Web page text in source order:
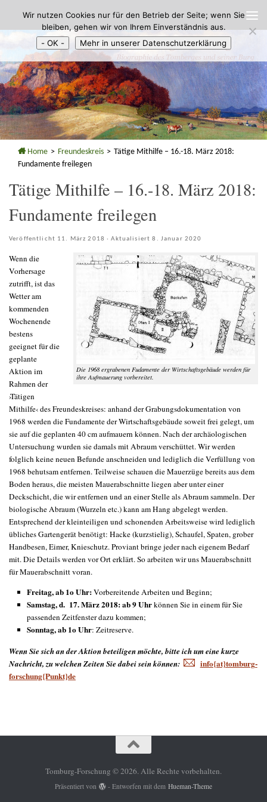
Zum Inhalt springen
Home > Freundeskreis > Tätige Mithilfe – 16.-18. März 2018:
Fundamente freilegen
Tätige Mithilfe – 16.-18. März 2018:
Fundamente freilegen
Veröffentlicht 11. März 2018 · Aktualisiert8. Januar 2020
Die 1968 ergrabenen Fudamente der Wirtschaftsgebäude werden für
ihre Aufmauerung vorbereitet.
Wenn die
Vorhersage
zutrifft, ist das
Wetter am
kommenden
Wochenende
bestens
geeignet für die
geplante
Aktion im
Rahmen der
›Tätigen
Mithilfe‹ des Freundeskreises: anhand der Grabungsdokumentation von
1968 werden die Fundamente der Wirtschaftsgebäude soweit frei gelegt, um
sie auf die geplanten 40 cm aufmauern können. Nach der archäologischen
Untersuchung wurden sie damals mit Abraum verschüttet. Wir werden
folglich keine neuen Befunde anschneiden und lediglich die Verfüllung von
1968 behutsam entfernen. Teilweise schauen die Mauerzüge bereits aus dem
Boden heraus, die meisten Mauerabschnitte liegen aber unter einer
Deckschicht, die wir entfernen und an einer Stelle als Abraum sammeln. Der
biologische Abraum (Wurzeln etc.) kann am Hang abgelegt werden.
Entsprechend der kleinteiligen und schonenden Arbeitsweise wird lediglich
übliches Gartengerät benötigt: Hacke (kurzstielig), Schaufel, Spaten, grober
Handbesen, Eimer, Knieschutz. Proviant bringe jeder nach eigenem Bedarf
mit. Die Details werden vor Ort erklärt. So arbeiten wir uns Mauerabschnitt
für Mauerabschnitt voran.
Freitag, ab 1o Uhr:Vorbereitende Arbeiten und Beginn;
Samstag, d. 17. März 2018: ab 9 Uhrkönnen Sie in einem für Sie
passenden Zeitfenster dazu kommen;
Sonntag, ab 1o Uhr: Zeitreserve.
Wenn Sie sich an der Aktion beteiligen möchte, bitte ich um eine kurze
Nachricht, zu welchen Zeiten Sie dabei sein können:
info{at}tomburg-
forschung{Punkt}de
Tomburg-Forschung © 2026. Alle Rechte vorbehalten.
Präsentiert von - Entworfen mit dem Hueman-Theme
Wir nutzen Cookies nur für den Betrieb der Seite; wenn Sie
bleiben, gehen wir von Ihrem Einverständnis aus.
- OK -
Mehr in unserer Datenschutzerklärung